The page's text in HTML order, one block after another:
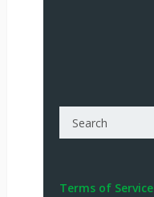
Terms of Service